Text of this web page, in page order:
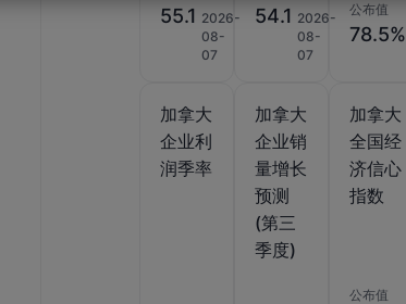
55.1 2026-
08-
07
54.1 2026-
08-
07
公布值
78.5%
加拿大
企业利
润季率
加拿大
企业销
量增长
预测
(第三
季度)
加拿大
全国经
济信心
指数
公布值